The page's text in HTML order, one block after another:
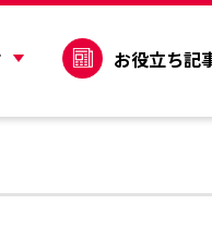
お役立ち記